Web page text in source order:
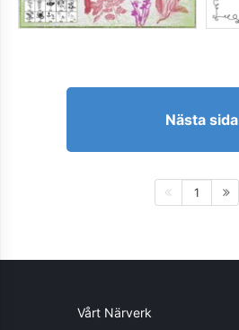
Nästa sida
1
Vårt Närverk